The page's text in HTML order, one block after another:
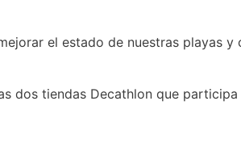
el estado de nuestras playas
dos tiendas Decathlon que